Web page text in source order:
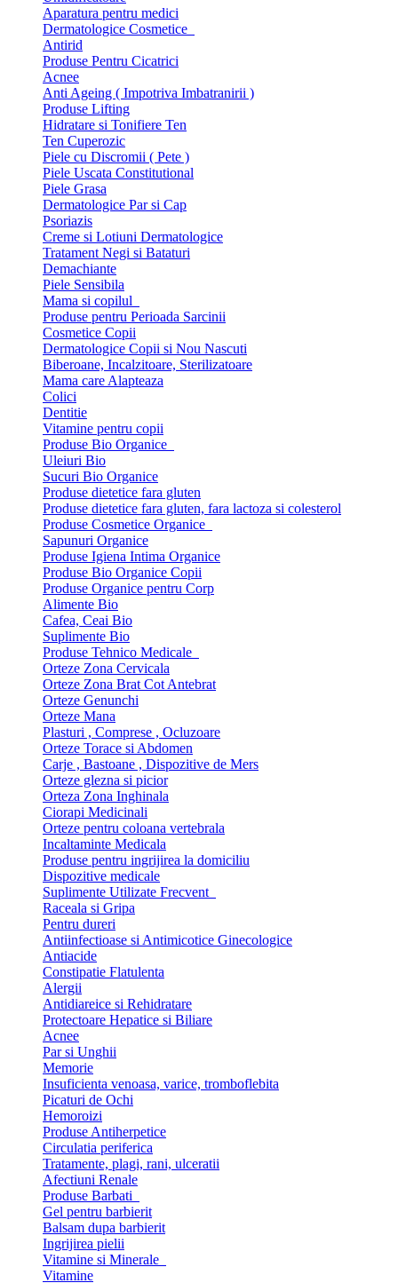
Aparatura pentru medici
Dermatologice Cosmetice
Antirid
Produse Pentru Cicatrici
Acnee
Anti Ageing ( Impotriva Imbatranirii )
Produse Lifting
Hidratare si Tonifiere Ten
Ten Cuperozic
Piele cu Discromii ( Pete )
Piele Uscata Constitutional
Piele Grasa
Dermatologice Par si Cap
Psoriazis
Creme si Lotiuni Dermatologice
Tratament Negi si Bataturi
Demachiante
Piele Sensibila
Mama si copilul
Produse pentru Perioada Sarcinii
Cosmetice Copii
Dermatologice Copii si Nou Nascuti
Biberoane, Incalzitoare, Sterilizatoare
Mama care Alapteaza
Colici
Dentitie
Vitamine pentru copii
Produse Bio Organice
Uleiuri Bio
Sucuri Bio Organice
Produse dietetice fara gluten
Produse dietetice fara gluten, fara lactoza si colesterol
Produse Cosmetice Organice
Sapunuri Organice
Produse Igiena Intima Organice
Produse Bio Organice Copii
Produse Organice pentru Corp
Alimente Bio
Cafea, Ceai Bio
Suplimente Bio
Produse Tehnico Medicale
Orteze Zona Cervicala
Orteze Zona Brat Cot Antebrat
Orteze Genunchi
Orteze Mana
Plasturi , Comprese , Ocluzoare
Orteze Torace si Abdomen
Carje , Bastoane , Dispozitive de Mers
Orteze glezna si picior
Orteza Zona Inghinala
Ciorapi Medicinali
Orteze pentru coloana vertebrala
Incaltaminte Medicala
Produse pentru ingrijirea la domiciliu
Dispozitive medicale
Suplimente Utilizate Frecvent
Raceala si Gripa
Pentru dureri
Antiinfectioase si Antimicotice Ginecologice
Antiacide
Constipatie Flatulenta
Alergii
Antidiareice si Rehidratare
Protectoare Hepatice si Biliare
Acnee
Par si Unghii
Memorie
Insuficienta venoasa, varice, tromboflebita
Picaturi de Ochi
Hemoroizi
Produse Antiherpetice
Circulatia periferica
Tratamente, plagi, rani, ulceratii
Afectiuni Renale
Produse Barbati
Gel pentru barbierit
Balsam dupa barbierit
Ingrijirea pielii
Vitamine si Minerale
Vitamine